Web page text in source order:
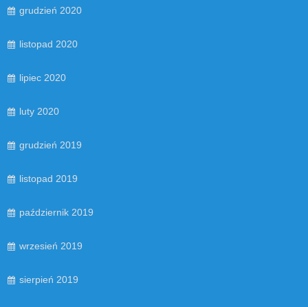
grudzień 2020
listopad 2020
lipiec 2020
luty 2020
grudzień 2019
listopad 2019
październik 2019
wrzesień 2019
sierpień 2019